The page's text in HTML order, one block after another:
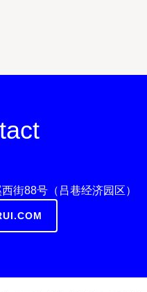
街88号（吕巷经济园区）